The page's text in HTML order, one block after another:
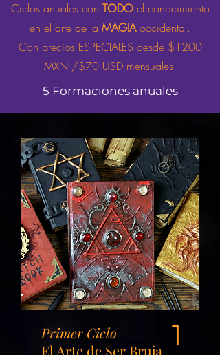
Ciclos anuales con TODOel conocimiento
en el arte de la MAGIAoccidental.
Con precios ESPECIALES desde $1200
MXN /$70 USD mensuales
5 Formaciones anuales
Primer Ciclo
El Arte de Ser Bruja 1